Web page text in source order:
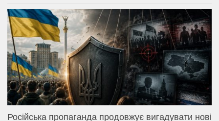
Російська пропаганда продовжує вигадувати нові